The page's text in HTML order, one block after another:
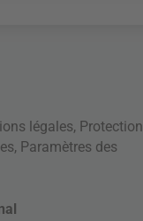
légales, Protection
, Paramètres des